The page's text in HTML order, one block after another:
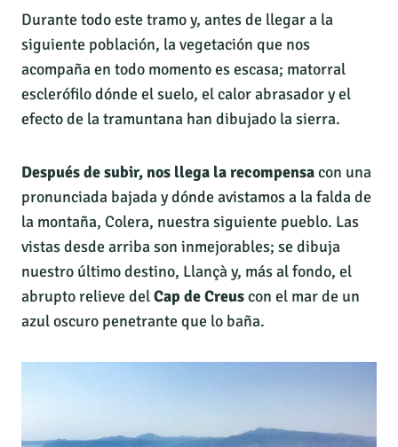
Durante todo este tramo y, antes de llegar a la
siguiente población, la vegetación que nos
acompaña en todo momento es escasa; matorral
esclerófilo dónde el suelo, el calor abrasador y el
efecto de la tramuntana han dibujado la sierra.
Después de subir, nos llega la recompensacon una
pronunciada bajada y dónde avistamos a la falda de
la montaña, Colera, nuestra siguiente pueblo. Las
vistas desde arriba son inmejorables; se dibuja
nuestro último destino, Llançà y, más al fondo, el
abrupto relieve delCap de Creuscon el mar de un
azul oscuro penetrante que lo baña.